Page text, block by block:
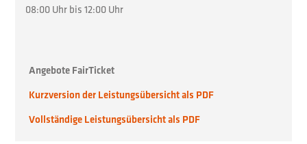
08:00 Uhr bis 12:00 Uhr
Angebote FairTicket
Kurzversion der Leistungsübersicht als PDF
Vollständige Leistungsübersicht als PDF